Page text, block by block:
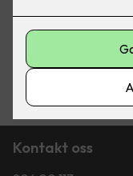
Kontakt oss